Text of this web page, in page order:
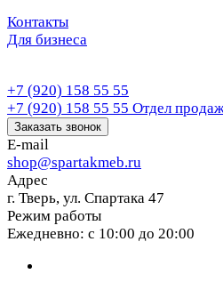
Контакты
Для бизнеса
+7 (920) 158 55 55
+7 (920) 158 55 55 Отдел
Заказать звонок
E-mail
shop@spartakmeb.ru
Адрес
г. Тверь, ул. Спартака 47
Режим работы
Ежедневно: с 10:00 до 20:00